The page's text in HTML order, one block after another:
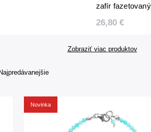
zafír
26,80 €
Zobraziť viac produktov
Najpredávanejšie
Novinka